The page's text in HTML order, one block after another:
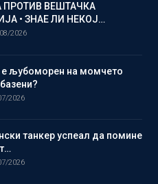
ВЕШТАЧКА
• ЗНАЕ ЛИ НЕКОЈ…
2026
љубоморен на момчето
2026
танкер успеал да помине
2026